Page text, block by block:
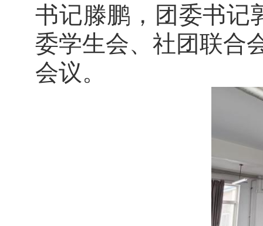
书记滕鹏 ，团委书记
委学生会、社团联合
会议。